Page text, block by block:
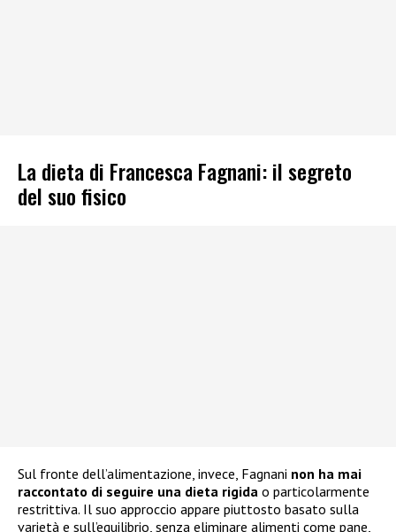
La dieta di Francesca Fagnani: il segreto
del suo fisico
Sul fronte dell’alimentazione, invece, Fagnani non ha mai
raccontato di seguire una dieta rigida o particolarmente
restrittiva. Il suo approccio appare piuttosto basato sulla
varietà e sull’equilibrio, senza eliminare alimenti come pane,